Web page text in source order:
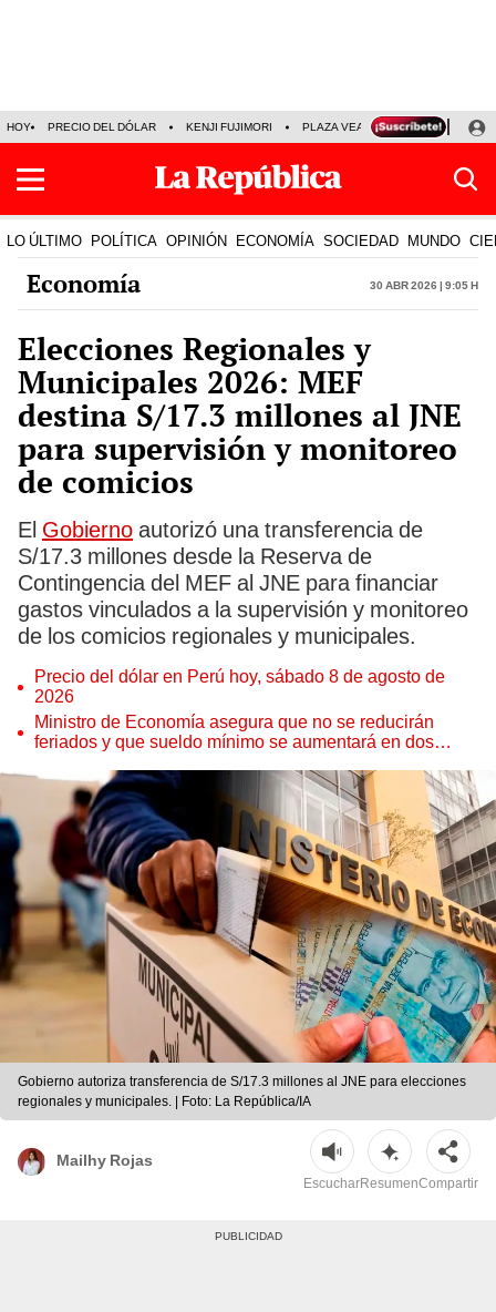
HOY PRECIO DEL DÓLAR KENJI FUJIMORI PLAZA VEA FERIADOS
LO ÚLTIMO POLÍTICA OPINIÓN ECONOMÍA SOCIEDAD MUNDO
Economía 30 Abr 2026 | 9:05 h
Elecciones Regionales y
Municipales 2026: MEF
destina S/17.3 millones al JNE
para supervisión y monitoreo
de comicios
El Gobierno autorizó una transferencia de
S/17.3 millones desde la Reserva de
Contingencia del MEF al JNE para financiar
gastos vinculados a la supervisión y monitoreo
de los comicios regionales y municipales.
Precio del dólar en Perú hoy, sábado 8 de agosto de
2026
Ministro de Economía asegura que no se reducirán
feriados y que sueldo mínimo se aumentará en dos
Gobierno autoriza transferencia de S/17.3 millones al JNE para elecciones
regionales y municipales. | Foto: La República/IA
Mailhy Rojas
EscucharResumenCompartir